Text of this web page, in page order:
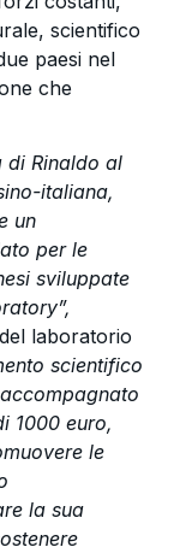
scientifico
paesi nel
che
di Rinaldo al
italiana,
un
per le
sviluppate
laboratorio
scientifico
1000 euro,
le
la sua